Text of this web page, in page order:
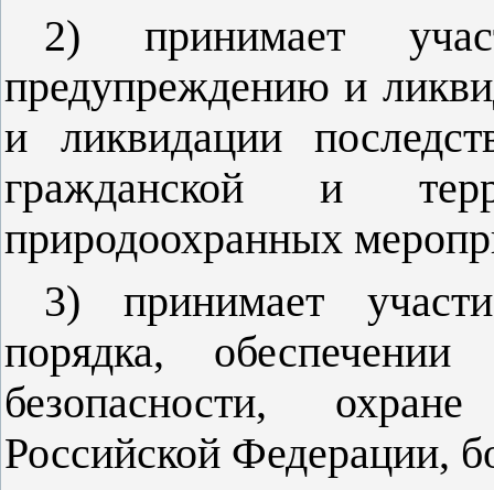
2) принимает
предупреждению и
и ликвидации
гражданской и
природоохранных
3) принимает
порядка,
безопасности,
Российской Федерации,